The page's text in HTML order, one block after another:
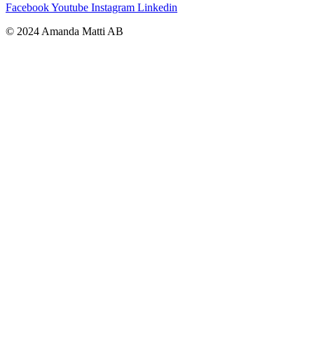
FacebookYoutube Instagram Linkedin
© 2024 Amanda Matti AB